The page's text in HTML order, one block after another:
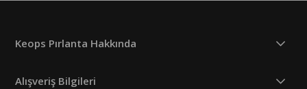
Keops Pırlanta Hakkında
Alışveriş Bilgileri